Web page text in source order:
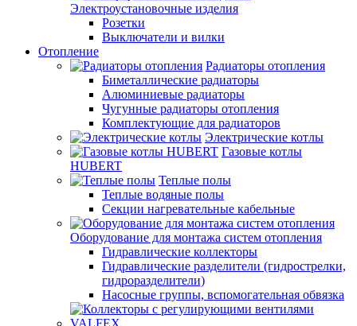
Электроустановочные изделия
Розетки
Выключатели и вилки
Отопление
Радиаторы отопления
Биметаллические радиаторы
Алюминиевые радиаторы
Чугунные радиаторы отопления
Комплектующие для радиаторов
Электрические котлы
Газовые котлы
HUBERT
Теплые полы
Теплые водяные полы
Секции нагревательные кабельные
Оборудование для монтажа систем отопления
Гидравлические коллекторы
Гидравлические разделители (гидрострелки,
гидроразделители)
Насосные группы, вспомогательная обвязка